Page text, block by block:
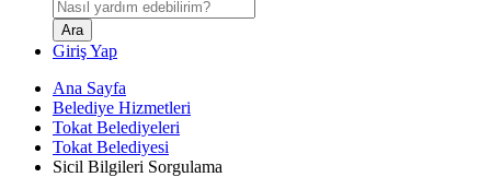
Giriş Yap
Ana Sayfa
Belediye Hizmetleri
Tokat Belediyeleri
Tokat Belediyesi
Sicil Bilgileri Sorgulama